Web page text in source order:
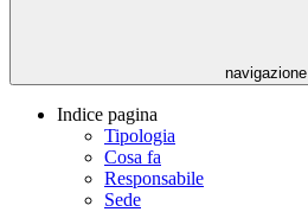
navigazione
Indice pagina
Tipologia
Cosa fa
Responsabile
Sede